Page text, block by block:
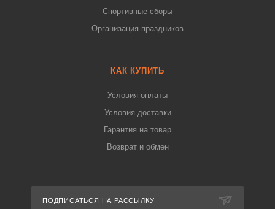
Спортивные сборы
Организация праздников
КАК КУПИТЬ
Условия оплаты
Условия доставки
Гарантия на товар
Возврат и обмен
ПОДПИСАТЬСЯ НА РАССЫЛКУ